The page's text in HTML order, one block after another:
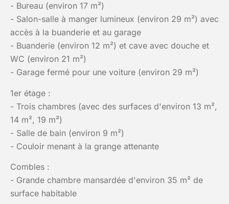
- Bureau (environ 17 m²)
- Salon-salle à manger lumineux (environ 29 m²) avec
accès à la buanderie et au garage
- Buanderie (environ 12 m²) et cave avec douche et
WC (environ 21 m²)
- Garage fermé pour une voiture (environ 29 m²)
1er étage :
- Trois chambres (avec des surfaces d'environ 13 m²,
14 m², 19 m²)
- Salle de bain (environ 9 m²)
- Couloir menant à la grange attenante
Combles :
- Grande chambre mansardée d'environ 35 m² de
surface habitable